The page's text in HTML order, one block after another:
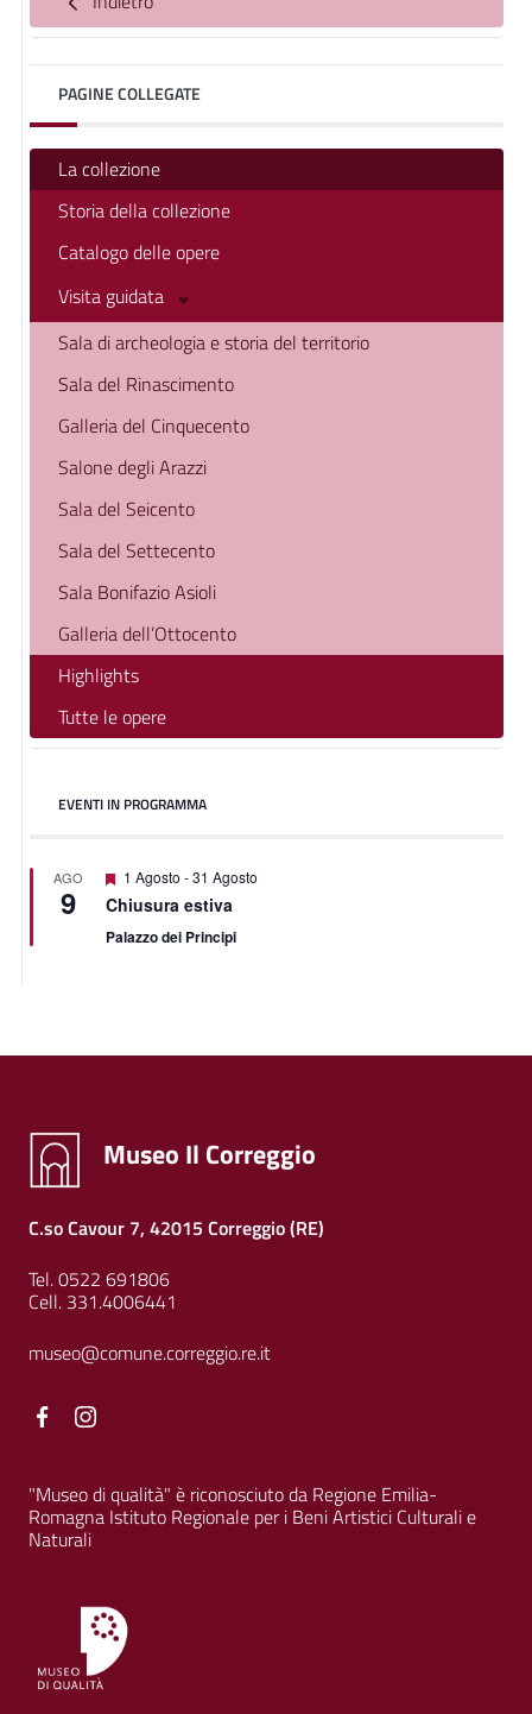
PAGINE COLLEGATE
La collezione
Storia della collezione
Catalogo delle opere
Visita guidata
Sala di archeologia e storia del territorio
Sala del Rinascimento
Galleria del Cinquecento
Salone degli Arazzi
Sala del Seicento
Sala del Settecento
Sala Bonifazio Asioli
Galleria dell’Ottocento
Highlights
Tutte le opere
EVENTI IN PROGRAMMA
AGO
9
Segnalati
1 Agosto -31 Agosto
Chiusura estiva
Palazzo dei Principi
Museo Il Correggio
C.so Cavour 7, 42015 Correggio (RE)
Tel. 0522 691806
Cell. 331.4006441
museo@comune.correggio.re.it
Facebook
"Museo di qualità" è riconosciuto da Regione Emilia-
Romagna Istituto Regionale per i Beni Artistici Culturali e
Naturali